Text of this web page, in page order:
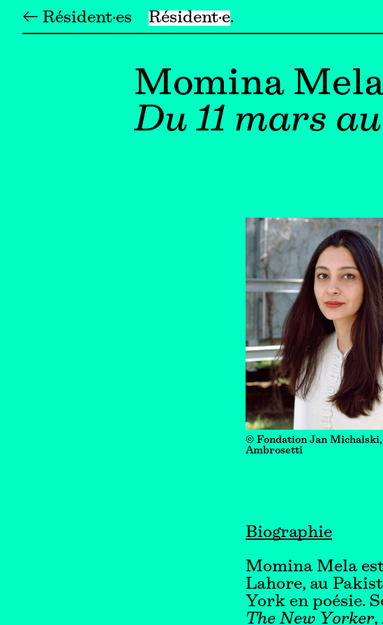
← Résident·es Résident·e
Momina
Du 11 mars
© Fondation Jan
Ambrosetti
Biographie
Momina Mela
Lahore, au
York en poésie.
The New Yorker,